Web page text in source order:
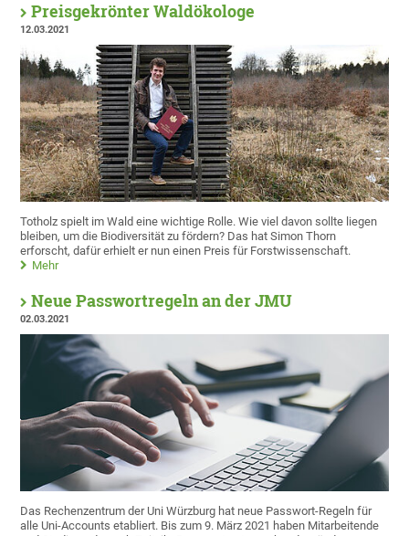
Preisgekrönter Waldökologe
12.03.2021
Totholz spielt im Wald eine wichtige Rolle. Wie viel davon sollte liegen
bleiben, um die Biodiversität zu fördern? Das hat Simon Thorn
erforscht, dafür erhielt er nun einen Preis für Forstwissenschaft.
Mehr
Neue Passwortregeln an der JMU
02.03.2021
Das Rechenzentrum der Uni Würzburg hat neue Passwort-Regeln für
alle Uni-Accounts etabliert. Bis zum 9. März 2021 haben Mitarbeitende